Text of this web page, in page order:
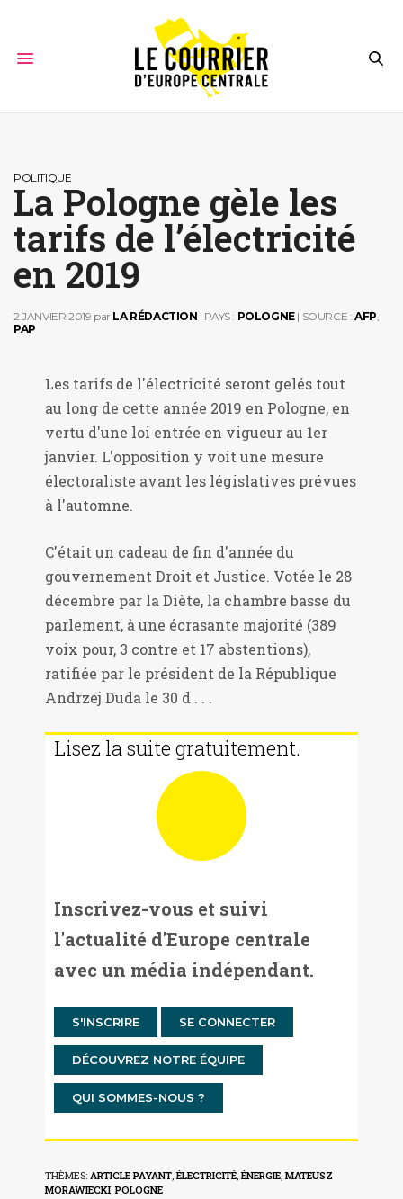
POLITIQUE
La Pologne gèle les
tarifs de l’électricité
en 2019
2 JANVIER 2019 par LA RÉDACTION | PAYS : POLOGNE| SOURCE :AFP
PAP
Les tarifs de l'électricité seront gelés tout
au long de cette année 2019 en Pologne, en
vertu d'une loi entrée en vigueur au 1er
janvier. L'opposition y voit une mesure
électoraliste avant les législatives prévues
à l'automne.
C'était un cadeau de fin d'année du
gouvernement Droit et Justice. Votée le 28
décembre par la Diète, la chambre basse du
parlement, à une écrasante majorité (389
voix pour, 3 contre et 17 abstentions),
ratifiée par le président de la République
Andrzej Duda le 30 d . . .
Lisez la suite gratuitement.
Inscrivez-vous et suivi
l'actualité d'Europe centrale
avec un média indépendant.
S'INSCRIRE SE CONNECTER
DÉCOUVREZ NOTRE ÉQUIPE
QUI SOMMES-NOUS ?
THÈMES: ARTICLE PAYANT ,ÉLECTRICITÉ ,ÉNERGIE ,MATEUSZ
MORAWIECKI ,POLOGNE